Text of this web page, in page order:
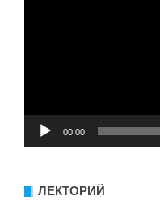
00:00
ЛЕКТОРИЙ